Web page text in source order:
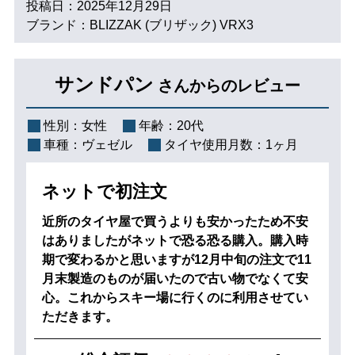
投稿日：2025年12月29日
ブランド：BLIZZAK (ブリザック) VRX3
サンドパン さんからのレビュー
性別： 女性 年齢： 20代
車種： ヴェゼル タイヤ使用月数： 1ヶ月
ネットで初注文
近所のタイヤ屋で買うよりも安かったため不安
はありましたがネットで恐る恐る購入。購入時
期で変わるかと思いますが12月中旬の注文で11
月末製造のものが届いたので古い物でなくて安
心。これからスキー場に行くのに利用させてい
ただきます。